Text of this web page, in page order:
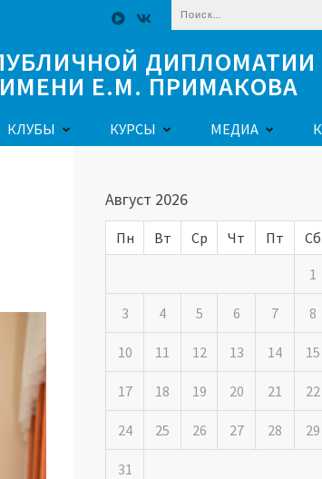
ДИПЛОМАТИИ
Е.М. ПРИМАКОВА
КЛУБЫ КУРСЫ МЕДИА
Август 2026
Пн Вт Ср Чт Пт Сб
1
3 4 5 6 7 8
10 11 12 13 14 15
17 18 19 20 21 22
24 25 26 27 28 29
31